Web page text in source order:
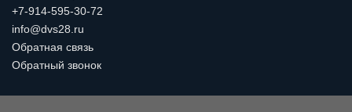
+7-914-595-30-72
info@dvs28.ru
Обратная связь
Обратный звонок